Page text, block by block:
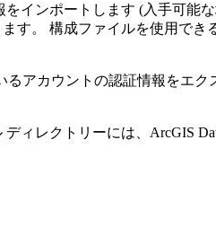
ンポートします (入手可能
。 構成ファイルを使用で
るアカウントの認証情報をエ
レクトリーには、ArcGIS